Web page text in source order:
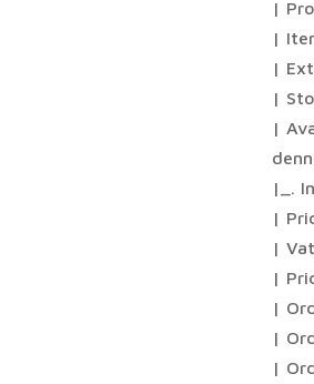
|
|
|
|
|
|_.
|
|
|
|
|
|